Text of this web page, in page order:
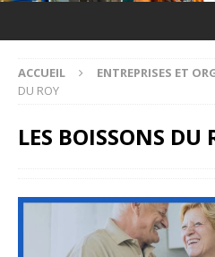
ACCUEIL ENTREPRISES ET
DU ROY
LES BOISSONS DU